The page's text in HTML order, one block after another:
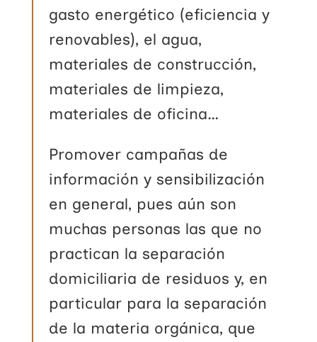
gasto energético (eficiencia y
renovables), el agua,
materiales de construcción,
materiales de limpieza,
materiales de oficina…
Promover campañas de
información y sensibilización
en general, pues aún son
muchas personas las que no
practican la separación
domiciliaria de residuos y, en
particular para la separación
de la materia orgánica, que